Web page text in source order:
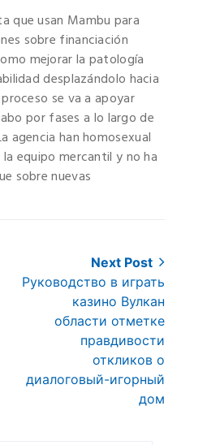
que usan Mambu para
sobre financiación
mejorar la patologí­a
desplazándolo hacia
se va a apoyar
por fases a lo largo de
agencia han homosexual
equipo mercantil y no ha
sobre nuevas
Next Post
Next
Руководство в играть
казино Вулкан
области отметке
правдивости
откликов о
диалоговый-игорный
дом